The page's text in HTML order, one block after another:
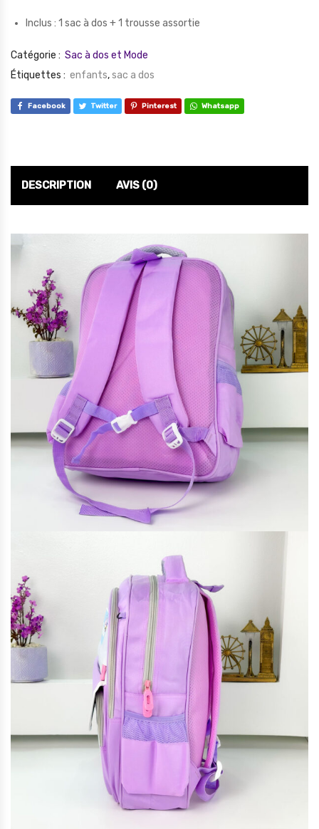
Inclus : 1 sac à dos + 1 trousse assortie
Catégorie : Sac à dos et Mode
Étiquettes : enfants,sac a dos
Facebook Twitter Pinterest Whatsapp
DESCRIPTION AVIS (0)